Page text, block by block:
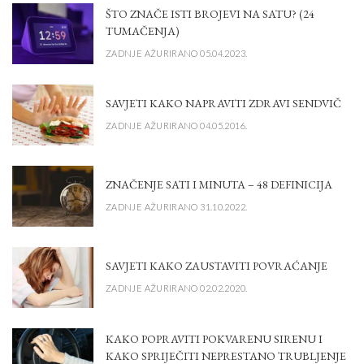
ŠTO ZNAČE ISTI BROJEVI NA SATU? (24
TUMAČENJA)
ZADNJE AŽURIRANO 05.04.2023.
SAVJETI KAKO NAPRAVITI ZDRAVI SENDVIČ
ZADNJE AŽURIRANO 04.05.2016.
ZNAČENJE SATI I MINUTA – 48 DEFINICIJA
ZADNJE AŽURIRANO 31.10.2022.
SAVJETI KAKO ZAUSTAVITI POVRAĆANJE
ZADNJE AŽURIRANO 02.02.2020.
KAKO POPRAVITI POKVARENU SIRENU I
KAKO SPRIJEČITI NEPRESTANO TRUBLJENJE